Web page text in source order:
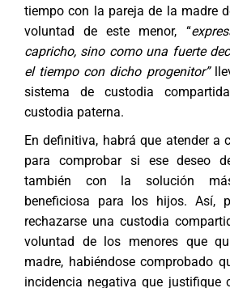
tiempo con la pareja de la madre
voluntad de este menor, “
capricho, sino como una fuerte
el tiempo con dicho progenitor”
sistema de custodia
custodia paterna.
En definitiva, habrá que atender a
para comprobar si ese deseo
también con la solución
beneficiosa para los hijos. Así,
rechazarse una custodia
voluntad de los menores que
madre, habiéndose comprobado
incidencia negativa que justifique